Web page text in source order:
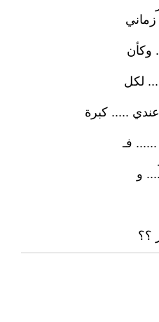
زماني
وكأن
لكل
..... كبرة
فـ
و
؟؟